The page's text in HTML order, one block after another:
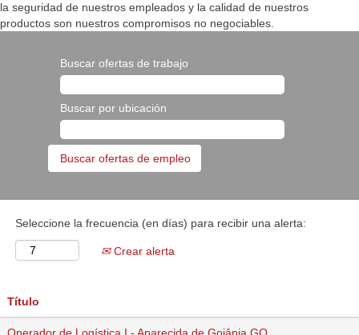
la seguridad de nuestros empleados y la calidad de nuestros
productos son nuestros compromisos no negociables.
Buscar ofertas de trabajo
Buscar por ubicación
Seleccione la frecuencia (en días) para recibir una alerta:
Crear alerta
Título